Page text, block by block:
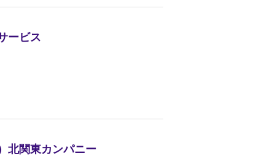
ービス
北関東カンパニー